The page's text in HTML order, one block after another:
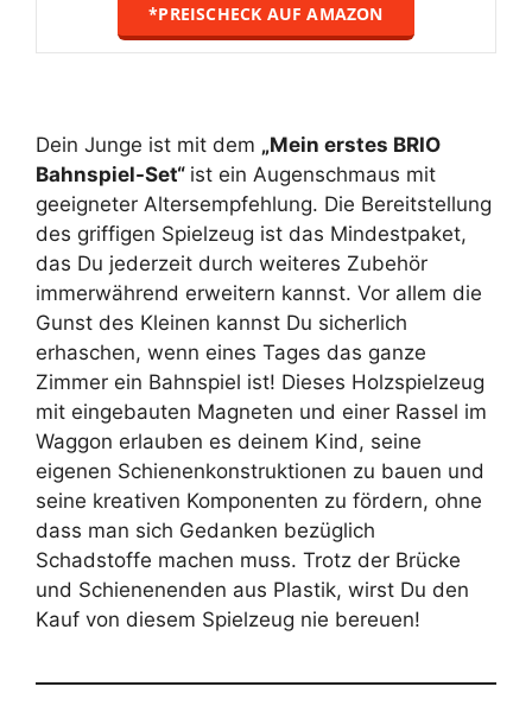
*PREISCHECK AUF AMAZON
Dein Junge ist mit dem „Mein erstes BRIO
Bahnspiel-Set“ ist ein Augenschmaus mit
geeigneter Altersempfehlung. Die Bereitstellung
des griffigen Spielzeug ist das Mindestpaket,
das Du jederzeit durch weiteres Zubehör
immerwährend erweitern kannst. Vor allem die
Gunst des Kleinen kannst Du sicherlich
erhaschen, wenn eines Tages das ganze
Zimmer ein Bahnspiel ist! Dieses Holzspielzeug
mit eingebauten Magneten und einer Rassel im
Waggon erlauben es deinem Kind, seine
eigenen Schienenkonstruktionen zu bauen und
seine kreativen Komponenten zu fördern, ohne
dass man sich Gedanken bezüglich
Schadstoffe machen muss. Trotz der Brücke
und Schienenenden aus Plastik, wirst Du den
Kauf von diesem Spielzeug nie bereuen!